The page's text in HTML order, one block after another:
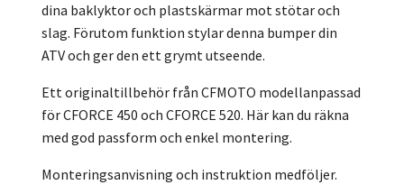
dina baklyktor och plastskärmar mot stötar och
slag. Förutom funktion stylar denna bumper din
ATV och ger den ett grymt utseende.
Ett originaltillbehör från CFMOTO modellanpassad
för CFORCE 450 och CFORCE 520. Här kan du räkna
med god passform och enkel montering.
Monteringsanvisning och instruktion medföljer.